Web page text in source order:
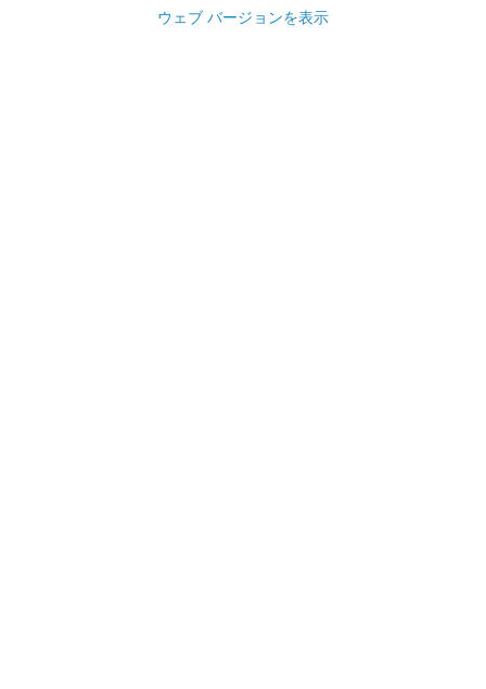
ウェブ バージョンを表示